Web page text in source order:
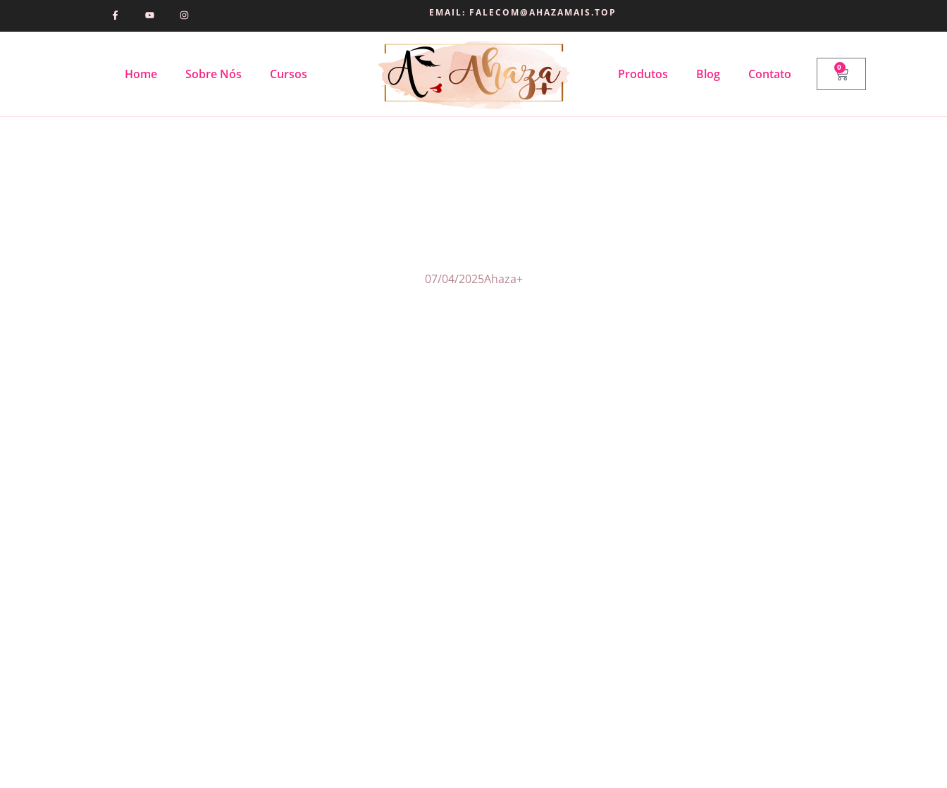
EMAIL: FALECOM@AHAZAMAIS.TOP
Home Sobre Nós Cursos Produtos Blog Contato 0
07/04/2025Ahaza+